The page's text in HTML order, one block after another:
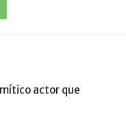
actor que